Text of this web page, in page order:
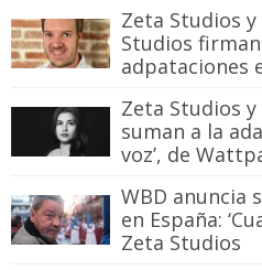
Zeta Studios
Studios
adpataciones
Zeta Studios
suman a la
voz’, de
WBD anuncia
en España:
Zeta Studios